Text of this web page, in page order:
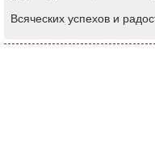
Всяческих успехов и